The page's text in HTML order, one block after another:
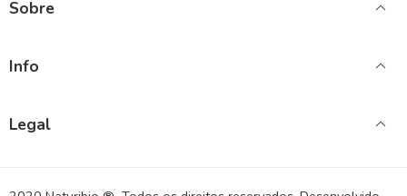
Sobre
Info
Legal